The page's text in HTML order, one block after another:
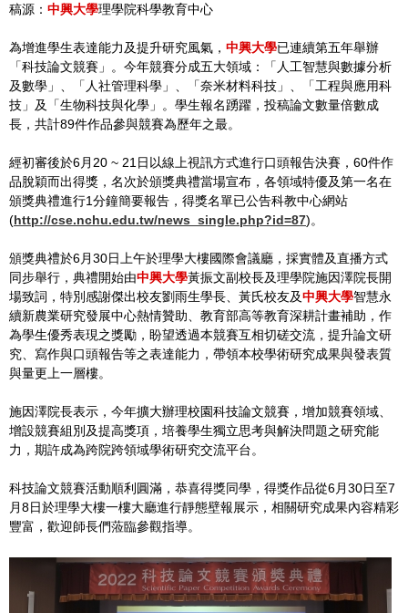
稿源： 中興大學理學院科學教育中心
為增進學生表達能力及提升研究風氣， 中興大學已連續第五年舉辦
「科技論文競賽」。今年競賽分成五大領域：「人工智慧與數據分析
及數學」、「人社管理科學」、「奈米材料科技」、「工程與應用科
技」及「生物科技與化學」。學生報名踴躍，投稿論文數量倍數成
長，共計89件作品參與競賽為歷年之最。
經初審後於6月20 ~ 21日以線上視訊方式進行口頭報告決賽，60件作
品脫穎而出得獎，名次於頒獎典禮當場宣布，各領域特優及第一名在
頒獎典禮進行1分鐘簡要報告，得獎名單已公告科教中心網站
(http://cse.nchu.edu.tw/news_single.php?id=87)。
頒獎典禮於6月30日上午於理學大樓國際會議廳，採實體及直播方式
同步舉行，典禮開始由中興大學黃振文副校長及理學院施因澤院長開
場致詞，特別感謝傑出校友劉雨生學長、黃氏校友及中興大學智慧永
續新農業研究發展中心熱情贊助、教育部高等教育深耕計畫補助，作
為學生優秀表現之獎勵，盼望透過本競賽互相切磋交流，提升論文研
究、寫作與口頭報告等之表達能力，帶領本校學術研究成果與發表質
與量更上一層樓。
施因澤院長表示，今年擴大辦理校園科技論文競賽，增加競賽領域、
增設競賽組別及提高獎項，培養學生獨立思考與解決問題之研究能
力，期許成為跨院跨領域學術研究交流平台。
科技論文競賽活動順利圓滿，恭喜得獎同學，得獎作品從6月30日至7
月8日於理學大樓一樓大廳進行靜態壁報展示，相關研究成果內容精彩
豐富，歡迎師長們蒞臨參觀指導。